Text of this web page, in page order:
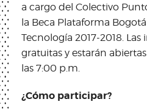
a cargo del Colectivo
la Beca Plataforma
Tecnología 2017-2018.
gratuitas y estarán
las 7:00 p.m.
¿Cómo participar?